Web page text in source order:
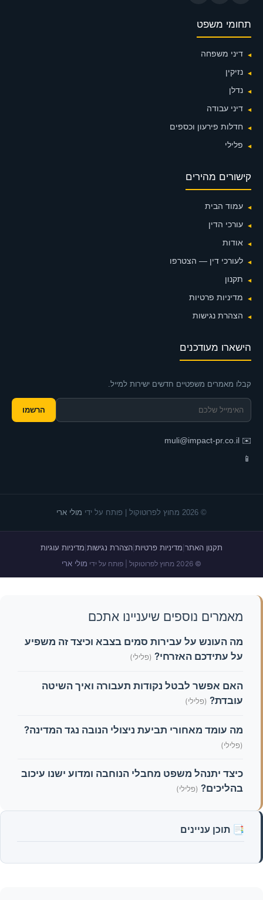
תחומי משפט
דיני משפחה
נזיקין
נדלן
דיני עבודה
חדלות פירעון וכספים
פלילי
קישורים מהירים
עמוד הבית
עורכי הדין
אודות
לעורכי דין — הצטרפו
תקנון
מדיניות פרטיות
הצהרת נגישות
הישארו מעודכנים
קבלו מאמרים משפטיים חדשים ישירות למייל.
הרשמו
✉️
muli@impact-pr.co.il
📱
© 2026 מחוץ לפרוטוקול | פותח על ידי מולי ארי
תקנון האתר מדיניות פרטיות הצהרת נגישות מדיניות עוגיות
© 2026 מחוץ לפרוטוקול | פותח על ידי מולי ארי
מאמרים נוספים שיעניינו אתכם
מה העונש על עבירות סמים בצבא וכיצד זה משפיע
על עתידכם האזרחי? (פלילי)
האם אפשר לבטל נקודות תעבורה ואיך השיטה
עובדת? (פלילי)
מה עומד מאחורי תביעת ניצולי הנובה נגד המדינה?
(פלילי)
כיצד יתנהל משפט מחבלי הנוחבה ומדוע ישנו עיכוב
בהליכים? (פלילי)
📑 תוכן עניינים